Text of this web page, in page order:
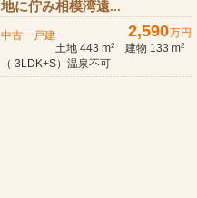
地に佇み相模湾遠...
中古一戸建 2,590万円
土地 443 m2 建物 133 m2
（ 3LDK+S）温泉不可